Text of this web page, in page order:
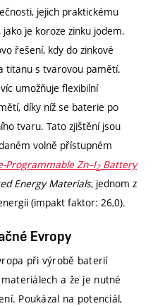
jejich praktickému
je koroze zinku jodem.
řešení, kdy do zinkové
titanu s tvarovou pamětí.
umožňuje flexibilní
díky níž se baterie po
tvaru. Tato zjištění jsou
volně přístupném
Programmable Zn–I2 Battery
Energy Materials, jednom z
(impakt faktor: 26,0).
Evropy
při výrobě baterií
a že je nutné
Poukázal na potenciál,